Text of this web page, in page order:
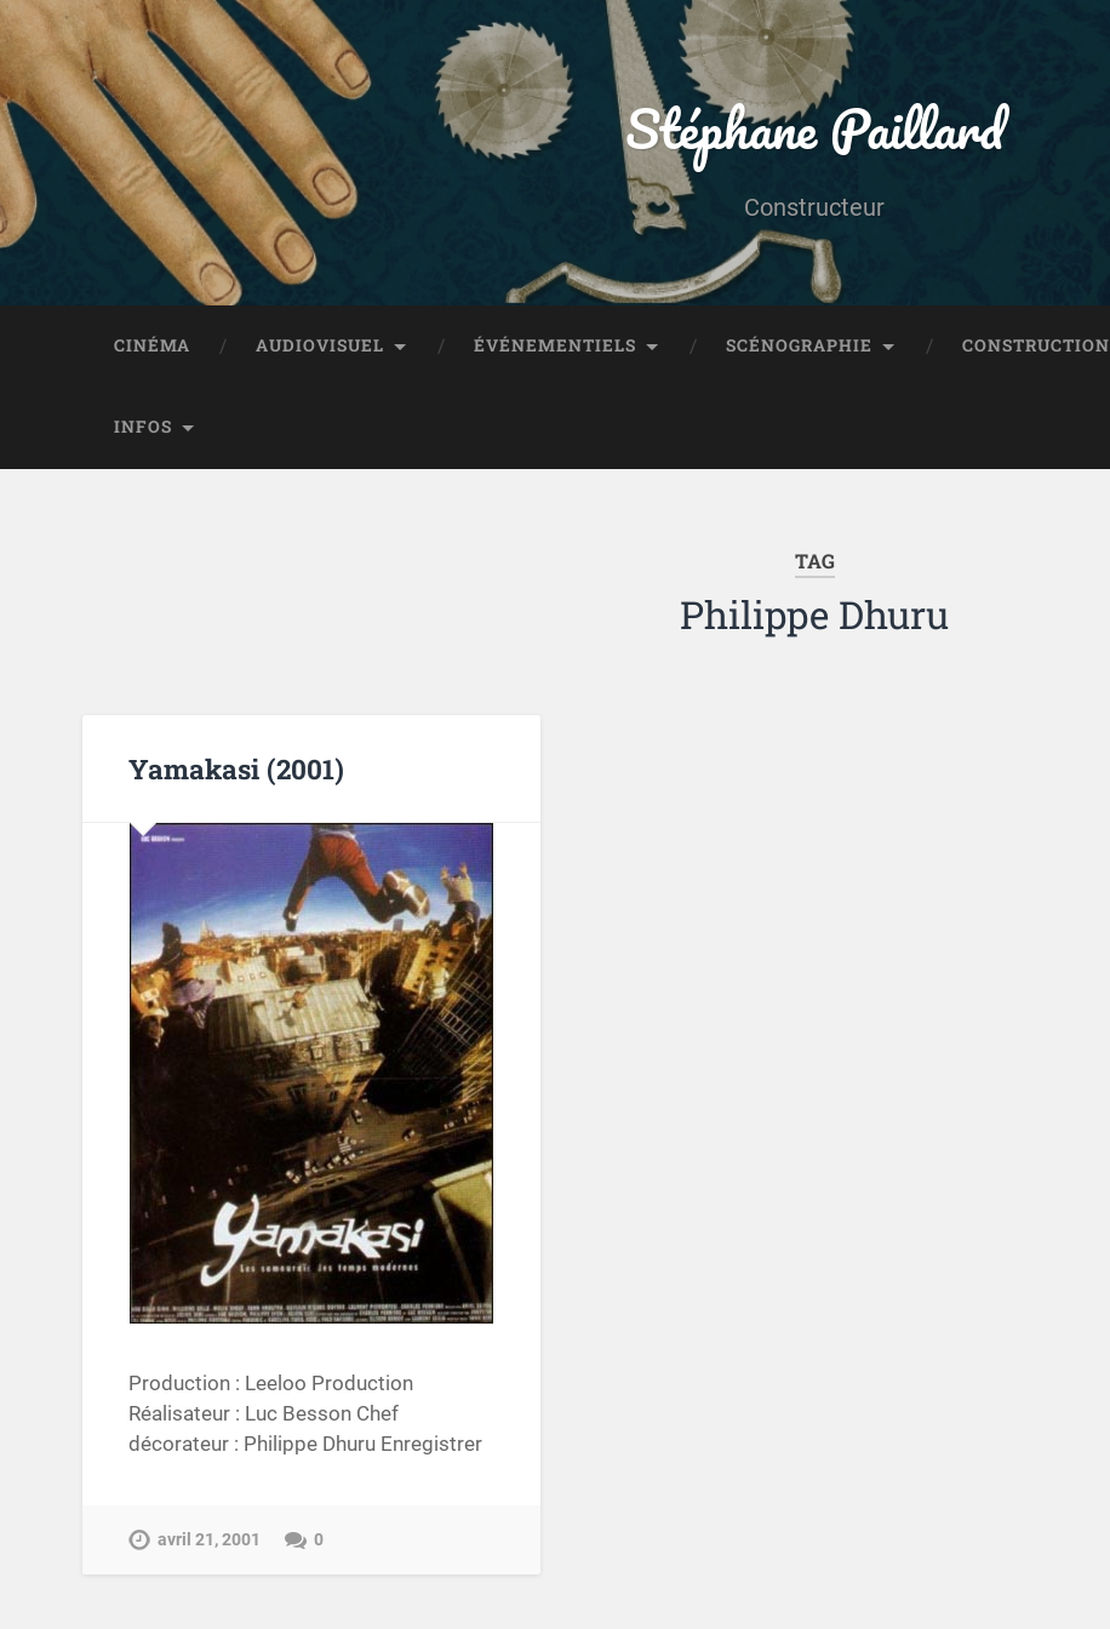
Stéphane Paillard
Constructeur
CINÉMA AUDIOVISUEL ÉVÉNEMENTIELS SCÉNOGRAPHIE CONSTRUCTION
INFOS
TAG
Philippe Dhuru
Yamakasi (2001)
Production : Leeloo Production
Réalisateur : Luc Besson Chef
décorateur : Philippe Dhuru Enregistrer
avril 21, 2001 0